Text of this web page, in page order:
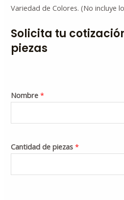
Variedad de Colores. (No incluye
Solicita tu
piezas
Nombre*
Cantidad de piezas*